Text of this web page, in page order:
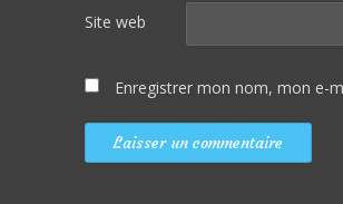
Site web
Enregistrer mon nom, mon e-